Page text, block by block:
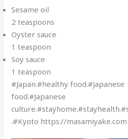
Sesame oil
2 teaspoons
Oyster sauce
1 teaspoon
Soy sauce
1 teaspoon
#Japan.#healthy food.#Japanese
food.#Japanese
.#Kyoto https://masamiyake.com